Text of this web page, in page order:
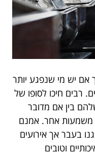
אם יש מי שנפגע יותר
רבים חיכו לסופו של
בין אם מדובר
משמעות אחר. אמנם
בעבר אך אירועים
וטובים